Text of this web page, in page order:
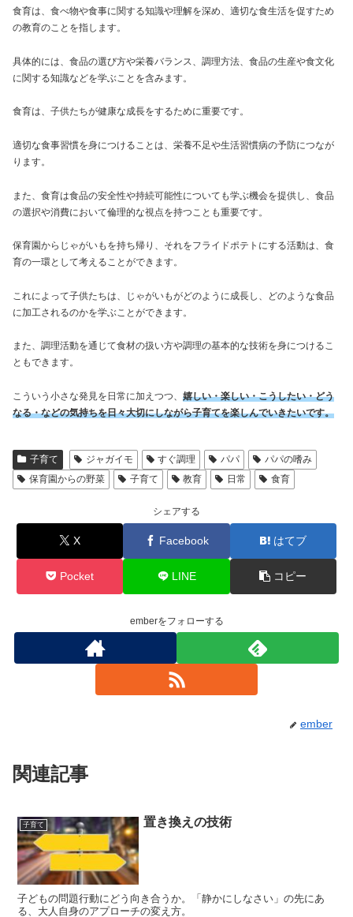
食育は、食べ物や食事に関する知識や理解を深め、適切な食生活を促すため
の教育のことを指します。
具体的には、食品の選び方や栄養バランス、調理方法、食品の生産や食文化
に関する知識などを学ぶことを含みます。
食育は、子供たちが健康な成長をするために重要です。
適切な食事習慣を身につけることは、栄養不足や生活習慣病の予防につなが
ります。
また、食育は食品の安全性や持続可能性についても学ぶ機会を提供し、食品
の選択や消費において倫理的な視点を持つことも重要です。
保育園からじゃがいもを持ち帰り、それをフライドポテトにする活動は、食
育の一環として考えることができます。
これによって子供たちは、じゃがいもがどのように成長し、どのような食品
に加工されるのかを学ぶことができます。
また、調理活動を通じて食材の扱い方や調理の基本的な技術を身につけるこ
ともできます。
こういう小さな発見を日常に加えつつ、 嬉しい・楽しい・こうしたい・どう
なる・などの気持ちを日々大切にしながら子育てを楽しんでいきたいです。
子育て ジャガイモ すぐ調理 パパ
パパの嗜み
保育園からの野菜
子育て 教育 日常 食育
シェアする
X Facebook はてブ
Pocket LINE コピー
emberをフォローする
ember
関連記事
子育て 置き換えの技術
子どもの問題行動にどう向き合うか。「静かにしなさい」の先にあ
る、大人自身のアプローチの変え方。